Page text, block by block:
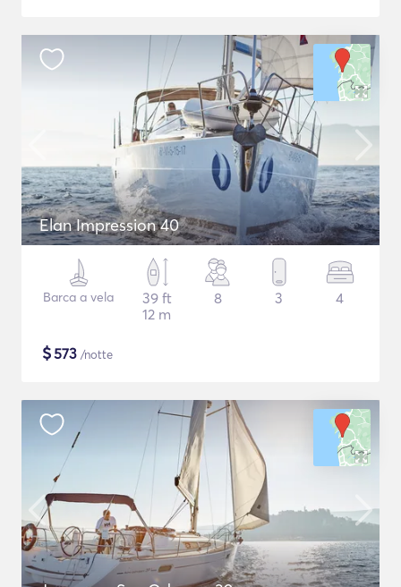
Elan Impression 40
Barca a vela
39 ft
12 m
8 3 4
$573 /notte